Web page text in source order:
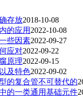
存放2018-10-08
的应用 2022-10-08
些因素2022-09-27
应对2022-09-22
原理2022-09-15
及特色2022-09-02
的复合管不可替代的
的一类通用基础元件